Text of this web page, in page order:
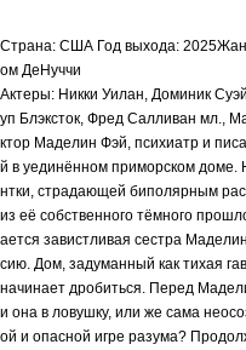
Страна: США Год выхода:
ом ДеНуччи
Актеры: Никки Уилан, Доминик
уп Блэксток, Фред Салливан мл.,
ктор Маделин Фэй, психиатр и
й в уединённом приморском
нтки, страдающей биполярным
из её собственного тёмного
ается завистливая сестра
сию. Дом, задуманный как тихая
начинает дробиться. Перед
и она в ловушку, или же сама
ой и опасной игре разума?